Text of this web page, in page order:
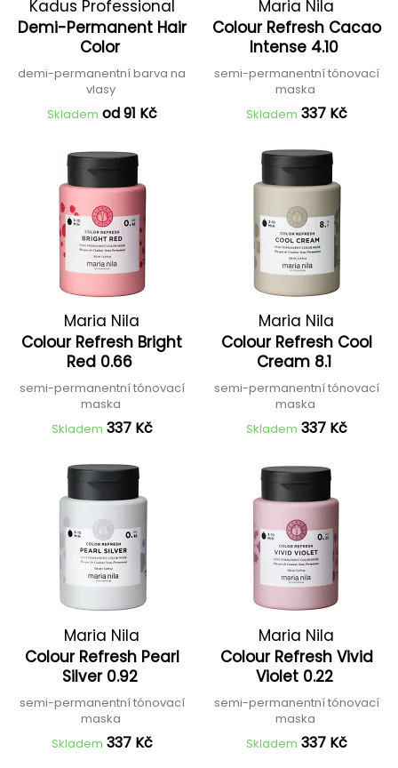
Kadus Professional
Demi-Permanent Hair
Color
demi-permanentní barva na
vlasy
Skladem od 91 Kč
Maria Nila
Colour Refresh Cacao
Intense 4.10
semi-permanentní tónovací
maska
Skladem 337 Kč
Maria Nila
Colour Refresh Bright
Red 0.66
semi-permanentní tónovací
maska
Skladem 337 Kč
Maria Nila
Colour Refresh Cool
Cream 8.1
semi-permanentní tónovací
maska
Skladem 337 Kč
Maria Nila
Colour Refresh Pearl
Silver 0.92
semi-permanentní tónovací
maska
Skladem 337 Kč
Maria Nila
Colour Refresh Vivid
Violet 0.22
semi-permanentní tónovací
maska
Skladem 337 Kč